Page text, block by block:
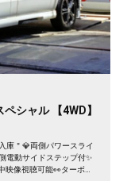
シャル 【4WD】
庫＂💎両側パワースライ
電動サイドステップ付✨
像視聴可能👀ターボ車